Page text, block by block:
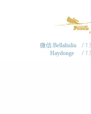
微信:Bellaliuliu
Haydonge
/
/